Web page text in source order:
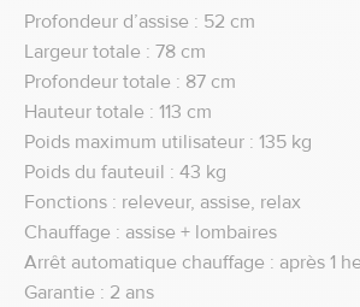
Profondeur d’assise : 52 cm
Largeur totale : 78 cm
Profondeur totale : 87 cm
Hauteur totale : 113 cm
Poids maximum utilisateur : 135 kg
Poids du fauteuil : 43 kg
Fonctions : releveur, assise, relax
Chauffage : assise + lombaires
Arrêt automatique chauffage : après 1
Garantie : 2 ans